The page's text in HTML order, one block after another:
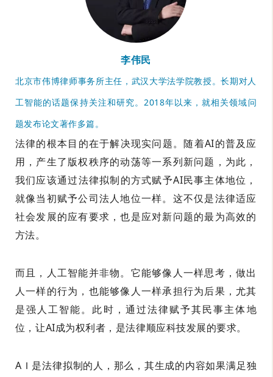
李伟民
北京市伟博律师事务所主任，武汉大学法学院教授。长期对人
工智能的话题保持关注和研究。2018年以来，就相关领域问
题发布论文著作多篇。
法律的根本目的在于解决现实问题。随着AI的普及应
用，产生了版权秩序的动荡等一系列新问题，为此，
我们应该通过法律拟制的方式赋予AI民事主体地位，
就像当初赋予公司法人地位一样。这不仅是法律适应
社会发展的应有要求，也是应对新问题的最为高效的
方法。
而且，人工智能并非物。它能够像人一样思考，做出
人一样的行为，也能够像人一样承担行为后果，尤其
是强人工智能。此时，通过法律赋予其民事主体地
位，让AI成为权利者，是法律顺应科技发展的要求。
AＩ 是法律拟制的人，那么，其生成的内容如果满足独